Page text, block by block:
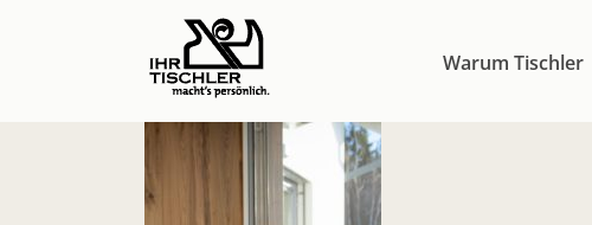
Warum Tischler